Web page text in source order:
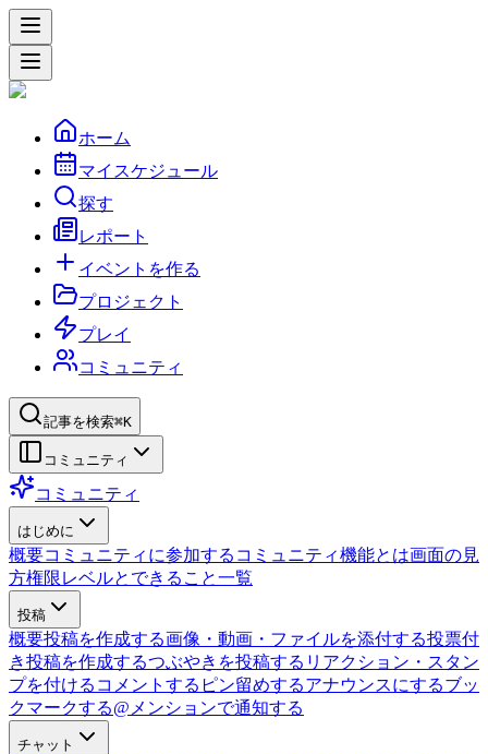
ホーム
マイスケジュール
探す
レポート
イベントを作る
プロジェクト
プレイ
コミュニティ
記事を検索⌘K
コミュニティ
コミュニティ
はじめに
概要コミュニティに参加する コミュニティ機能とは画面の見
方権限レベルとできること一覧
投稿
概要投稿を作成する画像・動画・ファイルを添付する投票付
き投稿を作成するつぶやきを投稿する リアクション・スタン
プを付ける コメントする ピン留めするアナウンスにするブッ
クマークする@メンションで通知する
チャット